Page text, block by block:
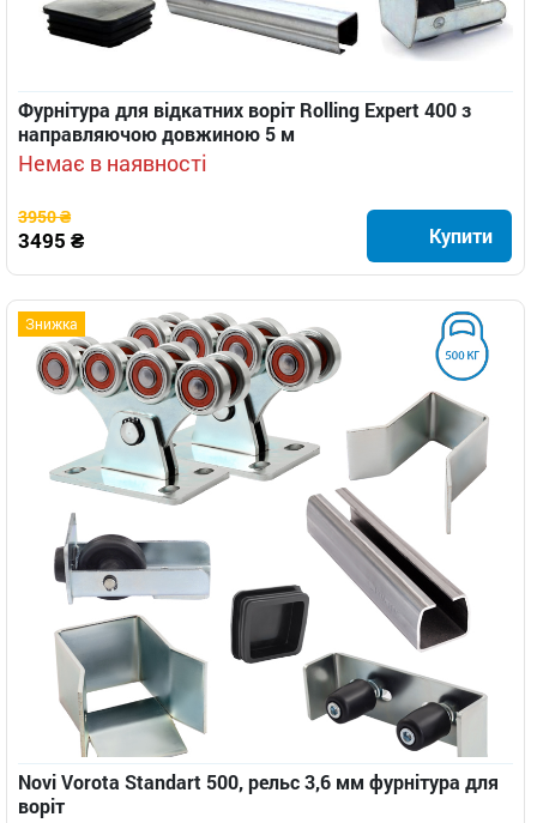
Фурнітура для відкатних воріт Rolling Expert 400 з
направляючою довжиною 5 м
Немає в наявності
3950 ₴
3495 ₴ Купити
Знижка
Novi Vorota Standart 500, рельс 3,6 мм фурнітура для
воріт